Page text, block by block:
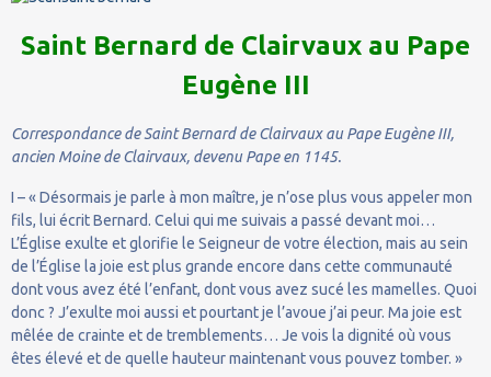
Saint Bernard de Clairvaux au Pape
Eugène III
Correspondance de Saint Bernard de Clairvaux au Pape Eugène III,
ancien Moine de Clairvaux, devenu Pape en 1145.
I – « Désormais je parle à mon maître, je n’ose plus vous appeler mon
fils, lui écrit Bernard. Celui qui me suivais a passé devant moi…
L’Église exulte et glorifie le Seigneur de votre élection, mais au sein
de l’Église la joie est plus grande encore dans cette communauté
dont vous avez été l’enfant, dont vous avez sucé les mamelles. Quoi
donc ? J’exulte moi aussi et pourtant je l’avoue j’ai peur. Ma joie est
mêlée de crainte et de tremblements… Je vois la dignité où vous
êtes élevé et de quelle hauteur maintenant vous pouvez tomber. »